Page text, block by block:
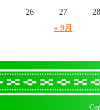
« 9月
26
27 28